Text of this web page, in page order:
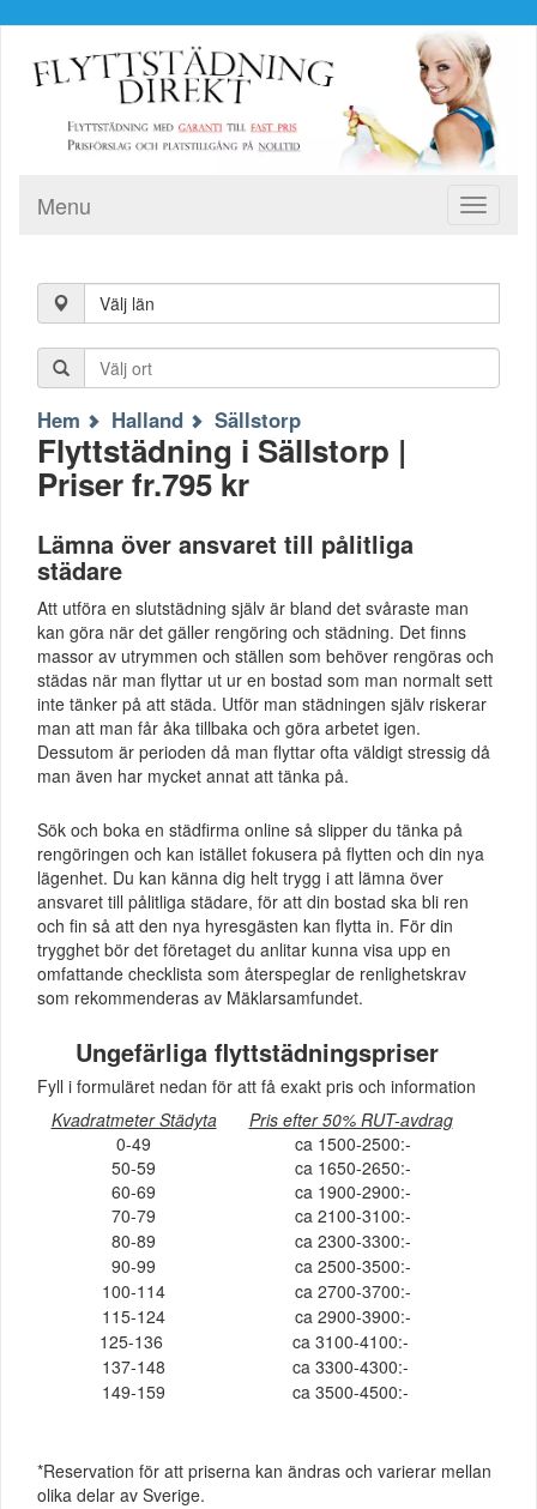
Toggle
Menu
Välj län
Hem Halland Sällstorp
Flyttstädning i Sällstorp |
Priser fr.795 kr
Lämna över ansvaret till pålitliga
städare
Att utföra en slutstädning själv är bland det svåraste man
kan göra när det gäller rengöring och städning. Det finns
massor av utrymmen och ställen som behöver rengöras och
städas när man flyttar ut ur en bostad som man normalt sett
inte tänker på att städa. Utför man städningen själv riskerar
man att man får åka tillbaka och göra arbetet igen.
Dessutom är perioden då man flyttar ofta väldigt stressig då
man även har mycket annat att tänka på.
Sök och boka en städfirma online så slipper du tänka på
rengöringen och kan istället fokusera på flytten och din nya
lägenhet. Du kan känna dig helt trygg i att lämna över
ansvaret till pålitliga städare, för att din bostad ska bli ren
och fin så att den nya hyresgästen kan flytta in. För din
trygghet bör det företaget du anlitar kunna visa upp en
omfattande checklista som återspeglar de renlighetskrav
som rekommenderas av Mäklarsamfundet.
Ungefärliga flyttstädningspriser
Fyll i formuläret nedan för att få exakt pris och information
Kvadratmeter Städyta
Pris efter 50% RUT-avdrag
0-49
ca 1500-2500:-
50-59
ca 1650-2650:-
60-69
ca 1900-2900:-
70-79
ca 2100-3100:-
80-89
ca 2300-3300:-
90-99
ca 2500-3500:-
100-114
ca 2700-3700:-
115-124
ca 2900-3900:-
125-136
ca 3100-4100:-
137-148
ca 3300-4300:-
149-159
ca 3500-4500:-
*Reservation för att priserna kan ändras och varierar mellan
olika delar av Sverige.